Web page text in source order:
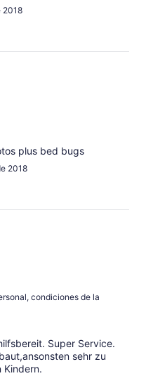
2018
plus bed bugs
2018
condiciones de la
Super Service.
sehr zu
Kindern.